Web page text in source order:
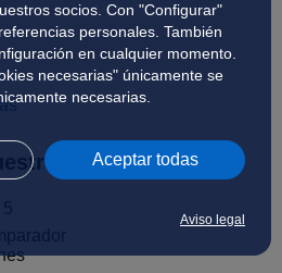
socios. Con "Configurar"
personales. También
en cualquier momento.
necesarias" únicamente se
necesarias.
Aceptar todas
Aviso legal
clientes